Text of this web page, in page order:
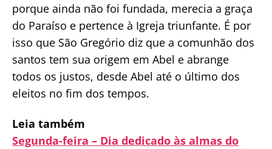
porque ainda não foi fundada, merecia a graça
do Paraíso e pertence à Igreja triunfante. É por
isso que São Gregório diz que a comunhão dos
santos tem sua origem em Abel e abrange
todos os justos, desde Abel até o último dos
eleitos no fim dos tempos.
Leia também
Segunda-feira – Dia dedicado às almas do